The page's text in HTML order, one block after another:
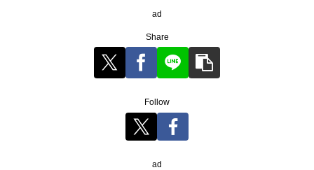
ad
Share
Follow
ad